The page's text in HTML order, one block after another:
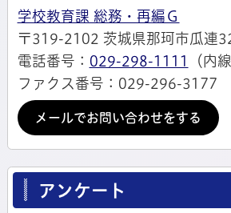
学校教育課 総務・再編Ｇ
〒319-2102 茨城県那珂市瓜連
電話番号： 029-298-1111
（内
ファクス番号：029-296-3177
メールでお問い合わせをする
アンケート